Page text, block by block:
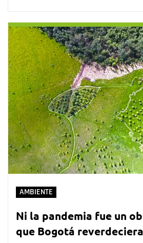
AMBIENTE
Ni la pandemia fue un
que Bogotá